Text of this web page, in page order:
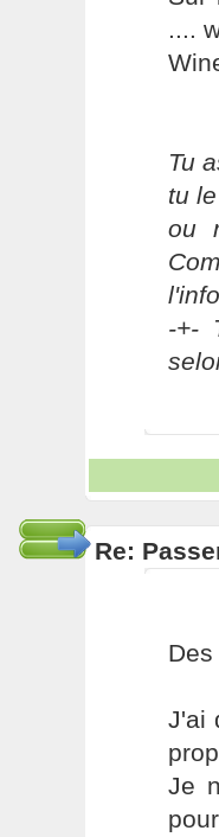
....
Tu
tu
ou
-+-
Re:
J'ai
Je